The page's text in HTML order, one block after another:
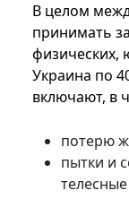
В целом
принимать
физических,
Украина по
включают, в
потерю
пытки и